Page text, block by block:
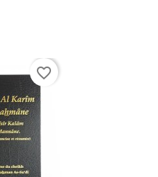
favorite_border